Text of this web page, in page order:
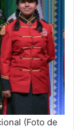
(Foto de